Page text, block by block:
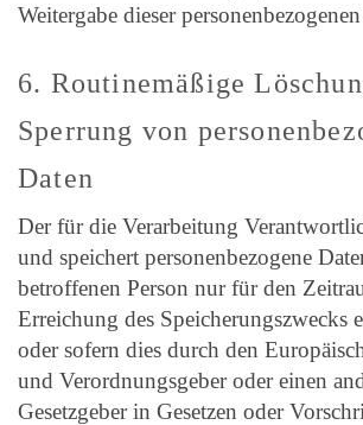
Weitergabe dieser
6. Routinemäßige
Sperrung von
Daten
Der für die Verarbeitung
und speichert personenbezogene
betroffenen Person nur für den
Erreichung des Speicherungszwecks
oder sofern dies durch den
und Verordnungsgeber oder einen
Gesetzgeber in Gesetzen oder